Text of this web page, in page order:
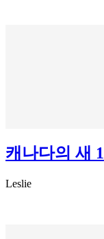
캐나다의 새 1
Leslie